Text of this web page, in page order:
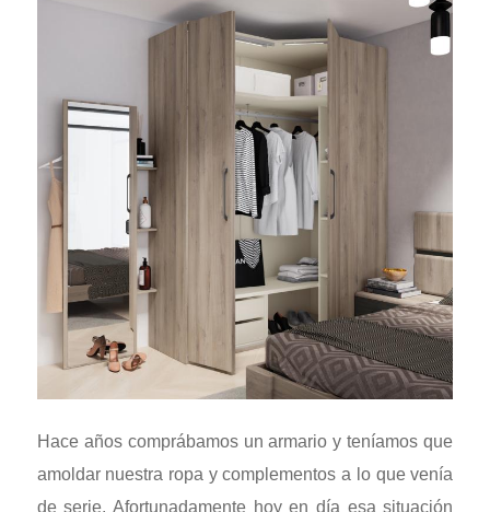
Hace años comprábamos un armario y teníamos que
amoldar nuestra ropa y complementos a lo que venía
de serie. Afortunadamente hoy en día esa situación